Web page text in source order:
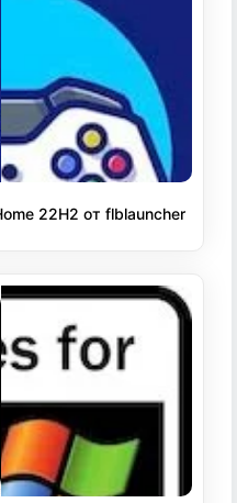
22H2 от flblauncher